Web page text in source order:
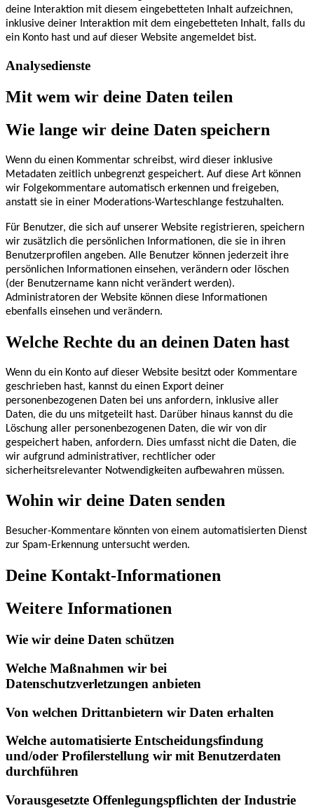
deine Interaktion mit diesem eingebetteten Inhalt aufzeichnen,
inklusive deiner Interaktion mit dem eingebetteten Inhalt, falls du
ein Konto hast und auf dieser Website angemeldet bist.
Analysedienste
Mit wem wir deine Daten teilen
Wie lange wir deine Daten speichern
Wenn du einen Kommentar schreibst, wird dieser inklusive
Metadaten zeitlich unbegrenzt gespeichert. Auf diese Art können
wir Folgekommentare automatisch erkennen und freigeben,
anstatt sie in einer Moderations-Warteschlange festzuhalten.
Für Benutzer, die sich auf unserer Website registrieren, speichern
wir zusätzlich die persönlichen Informationen, die sie in ihren
Benutzerprofilen angeben. Alle Benutzer können jederzeit ihre
persönlichen Informationen einsehen, verändern oder löschen
(der Benutzername kann nicht verändert werden).
Administratoren der Website können diese Informationen
ebenfalls einsehen und verändern.
Welche Rechte du an deinen Daten hast
Wenn du ein Konto auf dieser Website besitzt oder Kommentare
geschrieben hast, kannst du einen Export deiner
personenbezogenen Daten bei uns anfordern, inklusive aller
Daten, die du uns mitgeteilt hast. Darüber hinaus kannst du die
Löschung aller personenbezogenen Daten, die wir von dir
gespeichert haben, anfordern. Dies umfasst nicht die Daten, die
wir aufgrund administrativer, rechtlicher oder
sicherheitsrelevanter Notwendigkeiten aufbewahren müssen.
Wohin wir deine Daten senden
Besucher-Kommentare könnten von einem automatisierten Dienst
zur Spam-Erkennung untersucht werden.
Deine Kontakt-Informationen
Weitere Informationen
Wie wir deine Daten schützen
Welche Maßnahmen wir bei
Datenschutzverletzungen anbieten
Von welchen Drittanbietern wir Daten erhalten
Welche automatisierte Entscheidungsfindung
und/oder Profilerstellung wir mit Benutzerdaten
durchführen
Vorausgesetzte Offenlegungspflichten der Industrie